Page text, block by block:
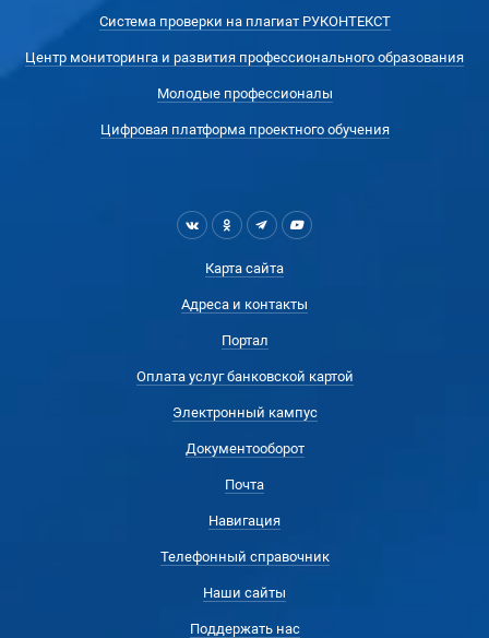
Система проверки на плагиат РУКОНТЕКСТ
Центр мониторинга и развития профессионального образования
Молодые профессионалы
Цифровая платформа проектного обучения
Карта сайта
Адреса и контакты
Портал
Оплата услуг банковской картой
Электронный кампус
Документооборот
Почта
Навигация
Телефонный справочник
Наши сайты
Поддержать нас